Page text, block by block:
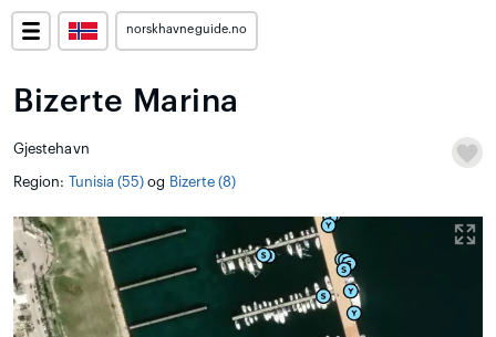
norskhavneguide.no
Bizerte Marina
Gjestehavn
Region: Tunisia (55) og Bizerte (8)